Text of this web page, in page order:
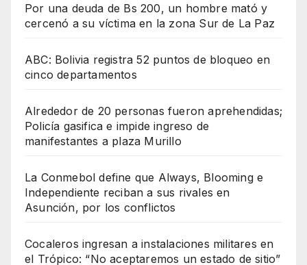
Por una deuda de Bs 200, un hombre mató y
cercenó a su víctima en la zona Sur de La Paz
ABC: Bolivia registra 52 puntos de bloqueo en
cinco departamentos
Alrededor de 20 personas fueron aprehendidas;
Policía gasifica e impide ingreso de
manifestantes a plaza Murillo
La Conmebol define que Always, Blooming e
Independiente reciban a sus rivales en
Asunción, por los conflictos
Cocaleros ingresan a instalaciones militares en
el Trópico: “No aceptaremos un estado de sitio”